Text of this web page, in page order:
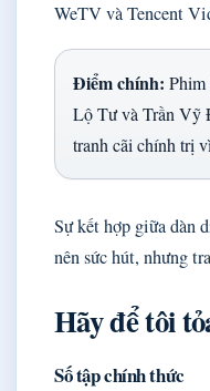
WeTV và Tencent
Điểm chính: Phim
Lộ Tư và Trần Vỹ
tranh cãi chính trị
Sự kết hợp giữa dàn
nên sức hút, nhưng
Hãy để tôi
Số tập chính thức